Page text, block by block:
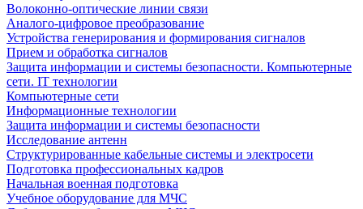
Волоконно-оптические линии связи
Аналого-цифровое преобразование
Устройства генерирования и формирования сигналов
Прием и обработка сигналов
Защита информации и системы безопасности. Компьютерные
сети. IT технологии
Компьютерные сети
Информационные технологии
Защита информации и системы безопасности
Исследование антенн
Структурированные кабельные системы и электросети
Подготовка профессиональных кадров
Начальная военная подготовка
Учебное оборудование для МЧС